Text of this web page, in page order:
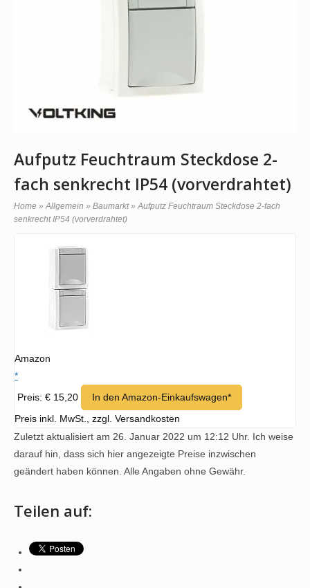
Aufputz Feuchtraum Steckdose 2-
fach senkrecht IP54 (vorverdrahtet)
Home » Allgemein » Baumarkt » Aufputz Feuchtraum Steckdose 2-fach
senkrecht IP54 (vorverdrahtet)
Amazon
*
Preis: € 15,20
In den Amazon-Einkaufswagen*
Preis inkl. MwSt., zzgl. Versandkosten
Zuletzt aktualisiert am 26. Januar 2022 um 12:12 Uhr. Ich weise
darauf hin, dass sich hier angezeigte Preise inzwischen
geändert haben können. Alle Angaben ohne Gewähr.
Teilen auf: